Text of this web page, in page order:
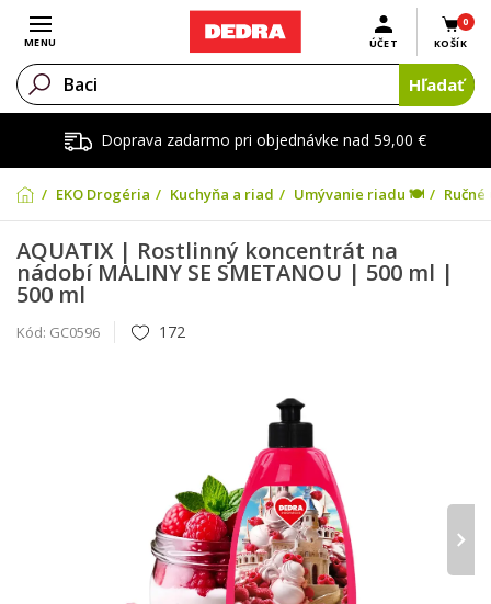
Doprava zadarmo pri objednávke nad 59,00 €
Otvoriť menu
MENU
0
KOŠÍK
ÚČET
Hľadať
EKO Drogéria Kuchyňa a riad Umývanie riadu 🍽️
AQUATIX | Rostlinný koncentrát na
nádobí MALINY SE SMETANOU | 500 ml |
500 ml
Kód: GC0596 172
›